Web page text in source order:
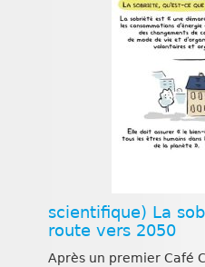
scientifique) La
route vers 2050
Après un premier Café